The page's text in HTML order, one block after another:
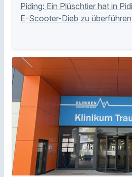
Piding: Ein Plüschtier hat in
E-Scooter-Dieb zu